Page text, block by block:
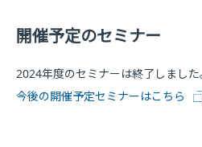
開催予定のセミナー
2024年度のセミナーは終了しました
今後の開催予定セミナーはこちら